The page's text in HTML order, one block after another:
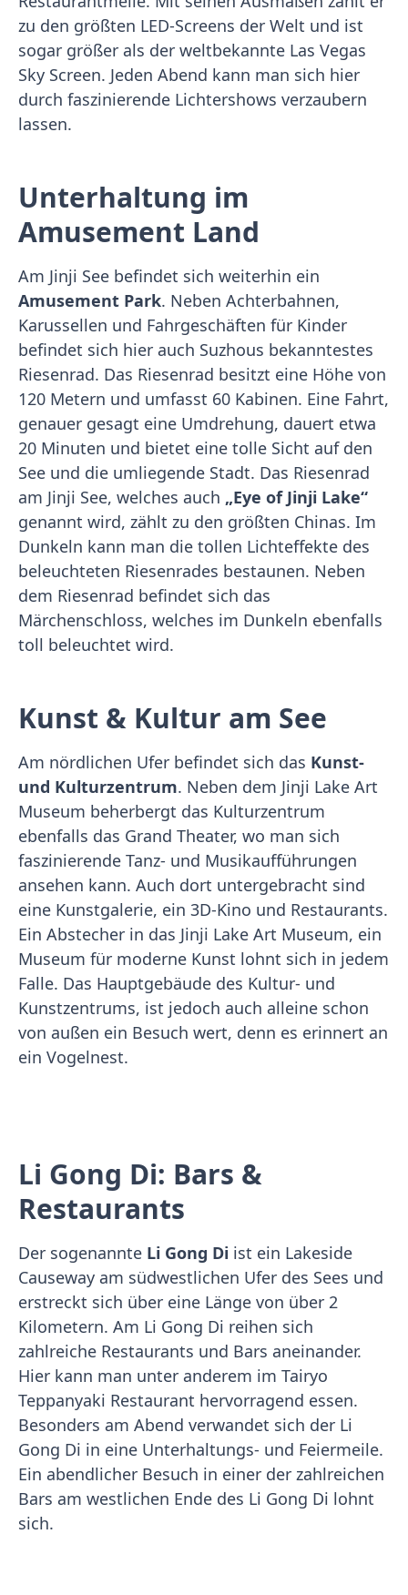
zu den größten LED-Screens der Welt und ist
sogar größer als der weltbekannte Las Vegas
Sky Screen. Jeden Abend kann man sich hier
durch faszinierende Lichtershows verzaubern
lassen.
Unterhaltung im
Amusement Land
Am Jinji See befindet sich weiterhin ein
Amusement Park. Neben Achterbahnen,
Karussellen und Fahrgeschäften für Kinder
befindet sich hier auch Suzhous bekanntestes
Riesenrad. Das Riesenrad besitzt eine Höhe von
120 Metern und umfasst 60 Kabinen. Eine Fahrt,
genauer gesagt eine Umdrehung, dauert etwa
20 Minuten und bietet eine tolle Sicht auf den
See und die umliegende Stadt. Das Riesenrad
am Jinji See, welches auch „Eye of Jinji Lake“
genannt wird, zählt zu den größten Chinas. Im
Dunkeln kann man die tollen Lichteffekte des
beleuchteten Riesenrades bestaunen. Neben
dem Riesenrad befindet sich das
Märchenschloss, welches im Dunkeln ebenfalls
toll beleuchtet wird.
Kunst & Kultur am See
Am nördlichen Ufer befindet sich das Kunst-
und Kulturzentrum. Neben dem Jinji Lake Art
Museum beherbergt das Kulturzentrum
ebenfalls das Grand Theater, wo man sich
faszinierende Tanz- und Musikaufführungen
ansehen kann. Auch dort untergebracht sind
eine Kunstgalerie, ein 3D-Kino und Restaurants.
Ein Abstecher in das Jinji Lake Art Museum, ein
Museum für moderne Kunst lohnt sich in jedem
Falle. Das Hauptgebäude des Kultur- und
Kunstzentrums, ist jedoch auch alleine schon
von außen ein Besuch wert, denn es erinnert an
ein Vogelnest.
Li Gong Di: Bars &
Restaurants
Der sogenannte Li Gong Di ist ein Lakeside
Causeway am südwestlichen Ufer des Sees und
erstreckt sich über eine Länge von über 2
Kilometern. Am Li Gong Di reihen sich
zahlreiche Restaurants und Bars aneinander.
Hier kann man unter anderem im Tairyo
Teppanyaki Restaurant hervorragend essen.
Besonders am Abend verwandet sich der Li
Gong Di in eine Unterhaltungs- und Feiermeile.
Ein abendlicher Besuch in einer der zahlreichen
Bars am westlichen Ende des Li Gong Di lohnt
sich.